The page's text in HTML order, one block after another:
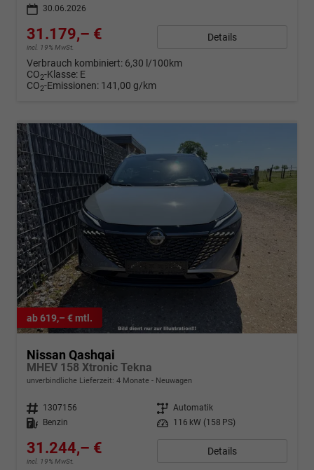
30.06.2026
31.179,– €
incl. 19% MwSt.
Details
Verbrauch kombiniert: 6,30 l/100km
CO2-Klasse: E
CO2-Emissionen: 141,00 g/km
ab 619,– € mtl.
Nissan Qashqai
MHEV 158 Xtronic Tekna
unverbindliche Lieferzeit: 4 Monate Neuwagen
Fahrzeugnr. 1307156 Getriebe Automatik
Kraftstoff
Benzin Leistung 116 kW (158 PS)
31.244,– €
incl. 19% MwSt.
Details